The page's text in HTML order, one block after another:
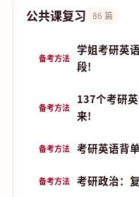
公共课复习 86 篇
备考方法
学姐考研英
段!
备考方法
137个考研
来!
备考方法 考研英语背
备考方法 考研政治：